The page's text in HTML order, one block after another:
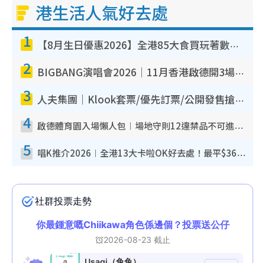
港生活人氣好去處
1 【8月生日優惠2026】全港85大食買玩著數攻略 自助餐/火鍋放題同行免費＋誠品/DONKI送現金券
2 BIGBANG演唱會2026｜11月香港啟德開3場！實名制VIP申請、優先購票攻略
3 人夫集團｜Klook套票/優先訂票/公開發售搶飛攻略！附票價.購票連結.場地座位表
4 啟德體育園入場懶人包︱場地守則12違禁品不可進場准帶細水樽但全場禁樽蓋！應援牌有限制！
5 唱K推介2026︱全港13大卡啦OK好去處！最平$36起 日文K都有！(附地址+收費詳情)